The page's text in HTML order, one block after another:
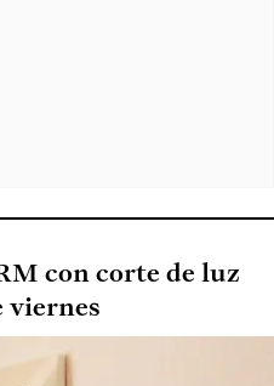
con corte de luz
viernes